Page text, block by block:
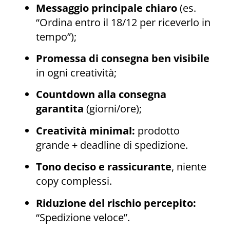
Messaggio principale chiaro(es.
“Ordina entro il 18/12 per riceverlo in
tempo”);
Promessa di consegna ben visibile
in ogni creatività;
Countdown alla consegna
garantita (giorni/ore);
Creatività minimal: prodotto
grande + deadline di spedizione.
Tono deciso e rassicurante, niente
copy complessi.
Riduzione del rischio percepito:
“Spedizione veloce”.